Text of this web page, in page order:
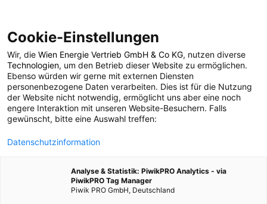
POSTS BY TAG
Radautobahn
1 BEITRAG
Cookie-Einstellungen
Wir, die Wien Energie Vertrieb GmbH & Co KG, nutzen diverse
Technologien, um den Betrieb dieser Website zu ermöglichen.
Ebenso würden wir gerne mit externen Diensten
personenbezogene Daten verarbeiten. Dies ist für die Nutzung
der Website nicht notwendig, ermöglicht uns aber eine noch
engere Interaktion mit unseren Website-Besuchern. Falls
gewünscht, bitte eine Auswahl treffen:
Datenschutzinformation
Analyse & Statistik: PiwikPRO Analytics - via
PiwikPRO Tag Manager
Piwik PRO GmbH, Deutschland